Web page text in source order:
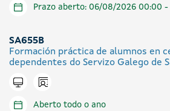
Prazo aberto: 06/08/2026 00:00 -
SA655B
Formación práctica de alumnos en
dependentes do Servizo Galego de
Tramitar en liña
Icono presencial
Aberto todo o ano